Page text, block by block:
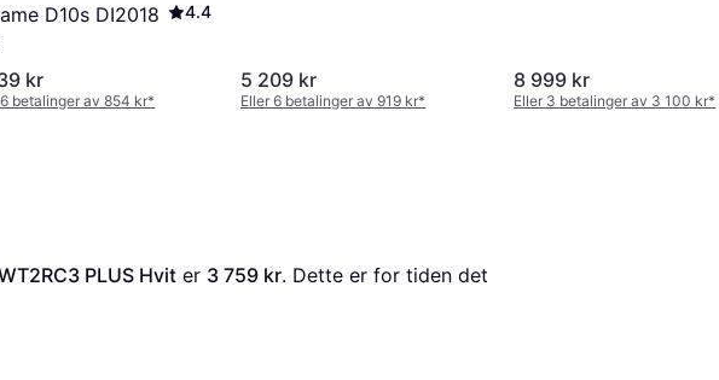
D10s DI2018
4.4
kr
betalinger av 854 kr*
5 209 kr
Eller 6 betalinger av 919 kr*
8 999 kr
Eller 3 betalinger av 3 100 kr*
PLUS Hvit er 3 759 kr. Dette er for tiden det